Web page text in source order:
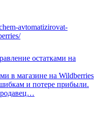
avtomatizirovat-
остатками на
в магазине на Wildberries
и потере прибыли.